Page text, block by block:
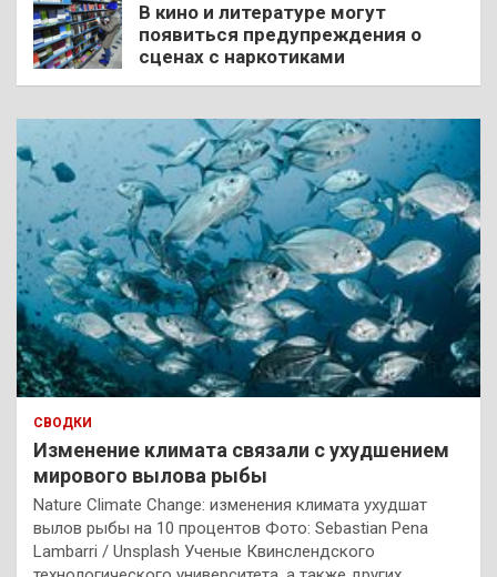
В кино и литературе могут
появиться предупреждения о
сценах с наркотиками
СВОДКИ
Изменение климата связали с ухудшением
мирового вылова рыбы
Nature Climate Change: изменения климата ухудшат
вылов рыбы на 10 процентов Фото: Sebastian Pena
Lambarri / Unsplash Ученые Квинслендского